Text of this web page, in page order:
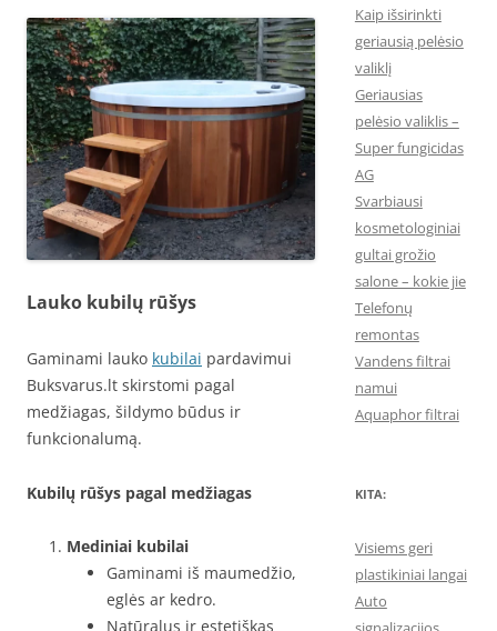
Lauko kubilų rūšys
Gaminami lauko kubilai pardavimui
Buksvarus.lt skirstomi pagal
medžiagas, šildymo būdus ir
funkcionalumą.
Kubilų rūšys pagal medžiagas
Mediniai kubilai
Gaminami iš maumedžio,
eglės ar kedro.
Natūralus ir estetiškas
Kaip išsirinkti
geriausią pelėsio
valiklį
Geriausias
pelėsio valiklis –
Super fungicidas
AG
Svarbiausi
kosmetologiniai
gultai grožio
salone – kokie jie
Telefonų
remontas
Vandens filtrai
namui
Aquaphor filtrai
KITA:
Visiems geri
plastikiniai langai
Auto